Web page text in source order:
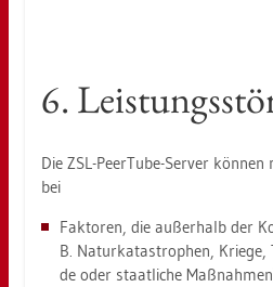
6.
Die ZSL-PeerTu­be-Ser­ver
bei
Fak­to­ren, die au­ßer­halb der
B. Na­tur­ka­ta­stro­phen,
de oder staat­li­che